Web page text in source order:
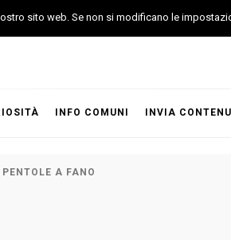
INFO COMUNI INVIA
A FANO
sito web. Se non si modificano le